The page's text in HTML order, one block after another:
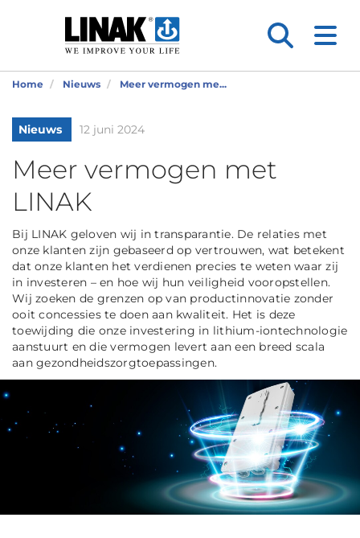
Home Nieuws Meer vermogen me...
Nieuws 12 juni 2024
Meer vermogen met
LINAK
Bij LINAK geloven wij in transparantie. De relaties met
onze klanten zijn gebaseerd op vertrouwen, wat betekent
dat onze klanten het verdienen precies te weten waar zij
in investeren – en hoe wij hun veiligheid vooropstellen.
Wij zoeken de grenzen op van productinnovatie zonder
ooit concessies te doen aan kwaliteit. Het is deze
toewijding die onze investering in lithium-iontechnologie
aanstuurt en die vermogen levert aan een breed scala
aan gezondheidszorgtoepassingen.